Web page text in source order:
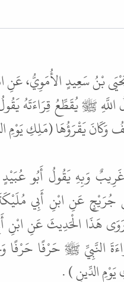
بْنُ سَعِيدٍ الأُمَوِيُّ، عَنِ
ﷺ يُقَطِّعُ قِرَاءَتَهُ
وَكَانَ يَقْرَؤُهَا (مَلِكِ يَوْمِ
وَبِهِ يَقُولُ أَبُو
جُرَيْجٍ عَنِ ابْنِ أَبِي
هَذَا الْحَدِيثَ عَنِ ابْنِ
النَّبِيِّ ﷺ حَرْفًا
الدِّينِ ) .